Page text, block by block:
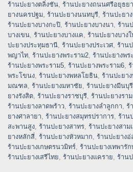
ร้านปะยางตลิ่งชัน, ร้านปะยางถนนศรีอยุธยา
ยางนครปฐม, ร้านปะยางนนทบุรี, ร้านปะยา
ร้านปะยางบางกะปิ, ร้านปะยางบางนา, ร้าน
บางเขน, ร้านปะยางบางแค, ร้านปะยางบาง
ปะยางประทุมธานี, ร้านปะยางประเวศ, ร้าน
พญาไท, ร้านปะยางพระราม2, ร้านปะยางพร
ร้านปะยางพระราม5, ร้านปะยางพระราม6,
พระโขนง, ร้านปะยางพหลโยธิน, ร้านปะยา
มณฑล, ร้านปะยางมหาชัย, ร้านปะยางมีนบุรี
ยางรังสิต, ร้านปะยางราชบุรี, ร้านปะยางรา
ร้านปะยางลาดพร้าว, ร้านปะยางลำลูกกา, ร้
ยางศาลายา, ร้านปะยางสมุทรปราการ, ร้าน
สะพานสูง, ร้านปะยางสาทร, ร้านปะยางสาม
ยางหลักสี่, ร้านปะยางหัวหมาก, ร้านปะยาง
ร้านปะยางเกษตรนวมิทร์, ร้านปะยางเทพารัก
ร้านปะยางเสรีไทย, ร้านปะยางแคราย, ร้าน